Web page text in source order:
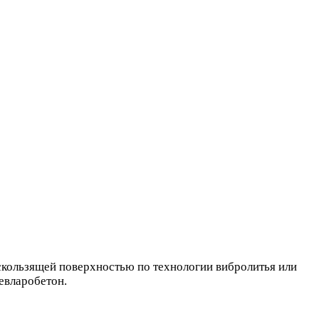
поверхностью по технологии вибролитья или